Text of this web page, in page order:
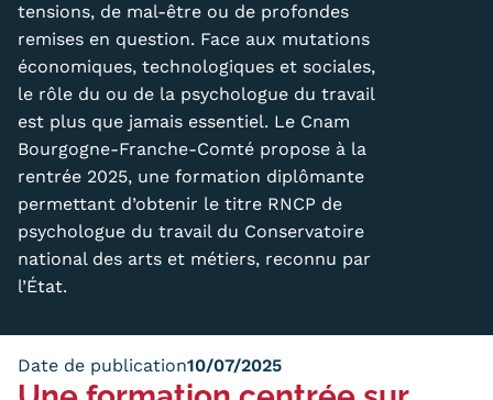
Contacts services
Formulaire de contact
Formations
Trouver votre formation
OFFRE EN BFC
OFFRE NATIONALE
Équivalences, passerelles et
suites de parcours
tensions, de mal-être ou de profondes
remises en question. Face aux mutations
économiques, technologiques et sociales,
le rôle du ou de la psychologue du travail
est plus que jamais essentiel. Le Cnam
Bourgogne-Franche-Comté propose à la
rentrée 2025, une formation diplômante
permettant d’obtenir le titre RNCP de
psychologue du travail du Conservatoire
national des arts et métiers, reconnu par
l’État.
Date de publication10/07/2025